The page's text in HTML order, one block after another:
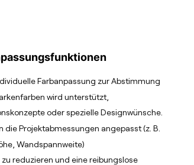
Farbanpassung zur Abstimmung
wird unterstützt,
oder spezielle Designwünsche.
die Projektabmessungen angepasst (z. B.
Wandspannweite)
reduzieren und eine reibungslose